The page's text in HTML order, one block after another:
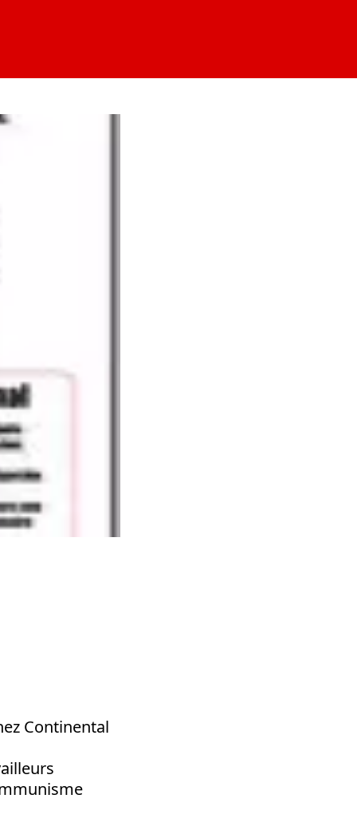
Continental